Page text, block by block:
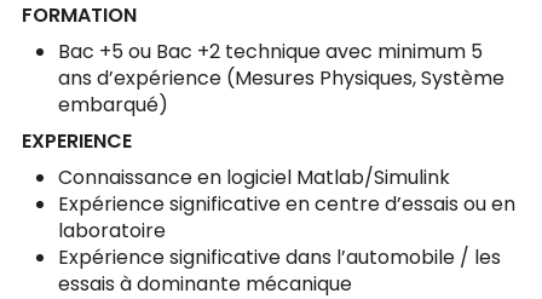
FORMATION
Bac +5 ou Bac +2 technique avec minimum 5
ans d’expérience (Mesures Physiques, Système
embarqué)
EXPERIENCE
Connaissance en logiciel Matlab/Simulink
Expérience significative en centre d’essais ou en
laboratoire
Expérience significative dans l’automobile / les
essais à dominante mécanique